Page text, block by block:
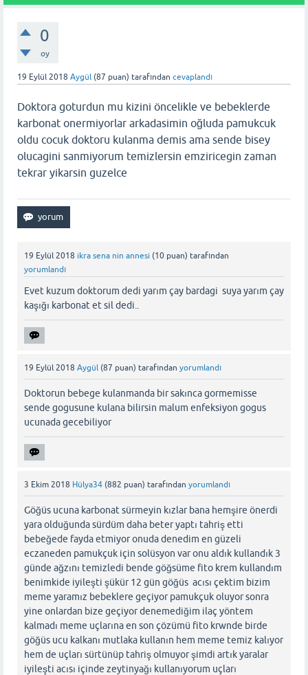
0
oy
19 Eylül 2018 Aygül (87 puan) tarafından cevaplandı
Doktora goturdun mu kizini öncelikle ve bebeklerde
karbonat onermiyorlar arkadasimin oğluda pamukcuk
oldu cocuk doktoru kulanma demis ama sende bisey
olucagini sanmiyorum temizlersin emziricegin zaman
tekrar yikarsin guzelce
19 Eylül 2018 ikra sena nin annesi (10 puan) tarafından
yorumlandı
Evet kuzum doktorum dedi yarım çay bardagi suya yarım çay
kaşığı karbonat et sil dedi..
19 Eylül 2018 Aygül (87 puan) tarafından yorumlandı
Doktorun bebege kulanmanda bir sakınca gormemisse
sende gogusune kulana bilirsin malum enfeksiyon gogus
ucunada gecebiliyor
3 Ekim 2018 Hülya34 (882 puan) tarafından yorumlandı
Göğüs ucuna karbonat sürmeyin kızlar bana hemşire önerdi
yara olduğunda sürdüm daha beter yaptı tahriş etti
bebeğede fayda etmiyor onuda denedim en güzeli
eczaneden pamukçuk için solüsyon var onu aldık kullandık 3
günde ağzını temizledi bende göğsüme fito krem kullandım
benimkide iyileşti şükür 12 gün göğüs acısı çektim bizim
meme yaramız bebeklere geçiyor pamukçuk oluyor sonra
yine onlardan bize geçiyor denemediğim ilaç yöntem
kalmadı meme uçlarına en son çözümü fito krwnde birde
göğüs ucu kalkanı mutlaka kullanın hem meme temiz kalıyor
hem de uçları sürtünüp tahriş olmuyor şimdi artık yaralar
iyileşti acısı içinde zeytinyağı kullanıyorum uçları